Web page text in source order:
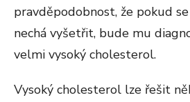
pravděpodobnost, že pokud
nechá vyšetřit, bude mu
velmi vysoký cholesterol.
Vysoký cholesterol lze řešit